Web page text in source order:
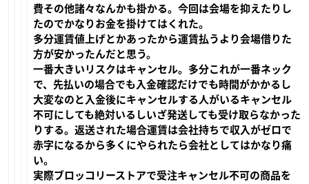
費その他諸々なんかも掛かる。今回は会場を抑えたりし
たのでかなりお金を掛けてはくれた。
多分運賃値上げとかあったから運賃払うより会場借りた
方が安かったんだと思う。
一番大きいリスクはキャンセル。多分これが一番ネック
で、先払いの場合でも入金確認だけでも時間がかかるし
大変なのと入金後にキャンセルする人がいるキャンセル
不可にしても絶対いるしいざ発送しても受け取らなかった
りする。返送された場合運賃は会社持ちで収入がゼロで
赤字になるから多くにやられたら会社としてはかなり痛
い。
実際ブロッコリーストアで受注キャンセル不可の商品を